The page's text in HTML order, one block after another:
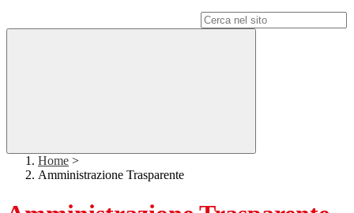
Home >
Amministrazione Trasparente